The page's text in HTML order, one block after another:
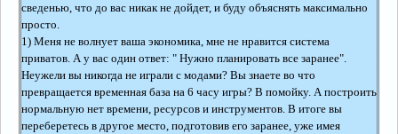
сведенью, что до вас никак не дойдет, и буду объяснять максимально
просто.
1) Меня не волнует ваша экономика, мне не нравится система
приватов. А у вас один ответ: " Нужно планировать все заранее".
Неужели вы никогда не играли с модами? Вы знаете во что
превращается временная база на 6 часу игры? В помойку. А построить
нормальную нет времени, ресурсов и инструментов. В итоге вы
переберетесь в другое место, подготовив его заранее, уже имея